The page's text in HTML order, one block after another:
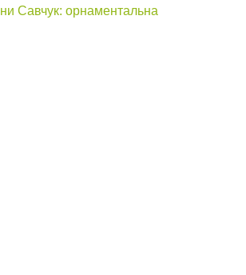
Савчук: орнаментальна